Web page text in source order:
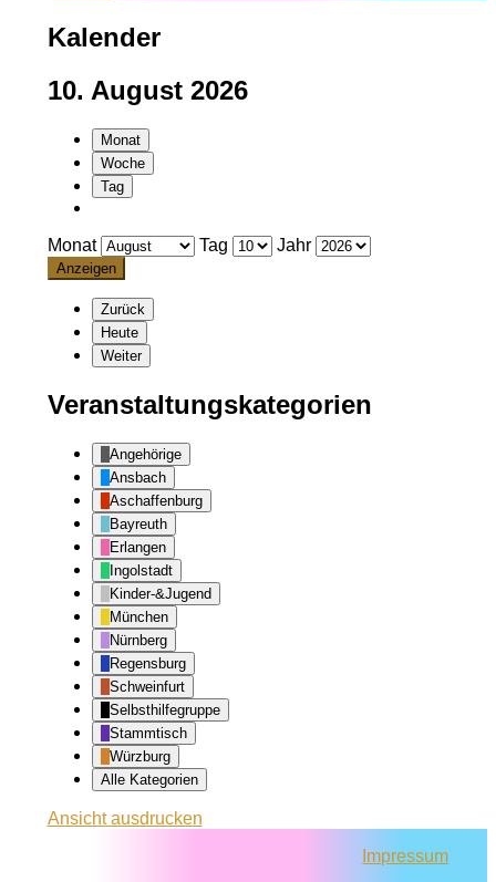
Kalender
10. August 2026
Monat
Woche
Tag
Monat Tag Jahr
Zurück
Heute
Weiter
Veranstaltungskategorien
Angehörige
Ansbach
Aschaffenburg
Bayreuth
Erlangen
Ingolstadt
Kinder-&Jugend
München
Nürnberg
Regensburg
Schweinfurt
Selbsthilfegruppe
Stammtisch
Würzburg
Alle Kategorien
Ansichtausdrucken
Impressum